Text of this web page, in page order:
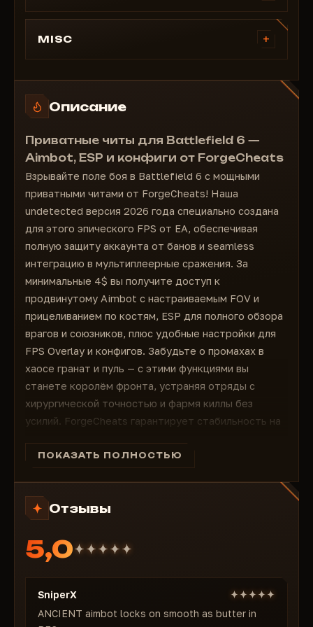
Включить FOV
Радиус FOV
Кость прицеливания: Голова, Шея, Тело, Таз
Клавиша принудительного выбора кости
Принудительные кости: Голова, Шея, Тело,
Таз
Только видимые
Блокировка цели
Предсказание
Прицел
Включить прицел
Размер прицела
Общее
Максимальная дистанция
Здоровье
Дополнительная информация
Никнейм
Дистанция
MISC +
Отображать FPS Overlay
Задать FPS Overlay
Добавить
Загрузить
Поделиться
Удалить
Описание
Приватные читы для Battlefield 6 —
Aimbot, ESP и конфиги от ForgeCheats
Взрывайте поле боя в Battlefield 6 с мощными
приватными читами от ForgeCheats! Наша
undetected версия 2026 года специально создана
для этого эпического FPS от EA, обеспечивая
полную защиту аккаунта от банов и seamless
интеграцию в мультиплеерные сражения. За
минимальные 4$ вы получите доступ к
продвинутому Aimbot с настраиваемым FOV и
прицеливанием по костям, ESP для полного обзора
врагов и союзников, плюс удобные настройки для
FPS Overlay и конфигов. Забудьте о промахах в
хаосе гранат и пуль — с этими функциями вы
станете королём фронта, устраняя отряды с
хирургической точностью и фармя киллы без
усилий. ForgeCheats гарантирует стабильность на
патчи DICE и поддержку русского языка. Купите
доминирования в перестрелках: включите
контроля. Включите FOV с регулируемым радиусом
и сглаживанием, чтобы прицеливание выглядело
естественно и незаметно для античита в
Battlefield 6.
Цель:Точно выбирайте цели — прицеливайтесь по
ПОКАЗАТЬ ПОЛНОСТЬЮ
Отзывы
5,0
SniperX
ANCIENT aimbot locks on smooth as butter in